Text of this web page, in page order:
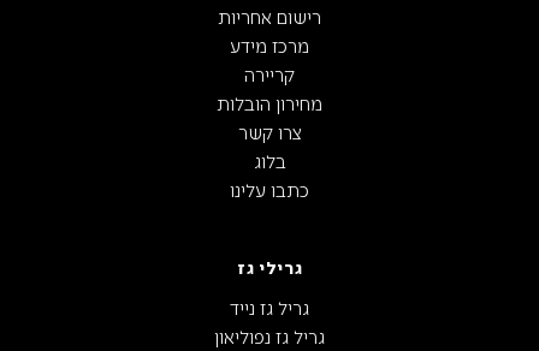
רישום אחריות
מרכז מידע
קריירה
מחירון הובלות
צרו קשר
בלוג
כתבו עלינו
גרילי גז
גריל גז נייד
גריל גז נפוליאון